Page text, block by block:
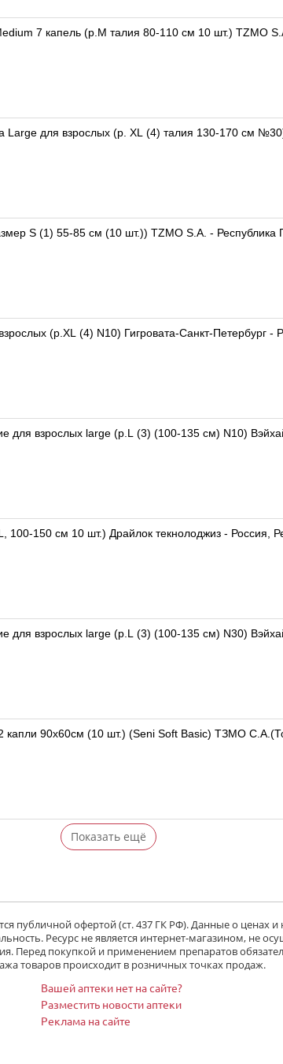
7 капель (р.M талия 80-110 см 10 шт.) TZMO
Large для взрослых (р. XL (4) талия 130-170 см
S (1) 55-85 см (10 шт.)) TZMO S.A. - Республика
(р.XL (4) N10) Гигровата-Санкт-Петербург -
для взрослых large (р.L (3) (100-135 см) N10)
150 см 10 шт.) Драйлок текнолоджиз - Россия,
для взрослых large (р.L (3) (100-135 см) N30)
капли 90х60см (10 шт.) (Seni Soft Basic) ТЗМО
Показать ещё
публичной офертой (ст. 437 ГК РФ). Данные о ценах и
Ресурс не является интернет-магазином, не
Перед покупкой и применением препаратов
товаров происходит в розничных точках продаж.
Вашей аптеки нет на сайте?
Разместить новости аптеки
Реклама на сайте